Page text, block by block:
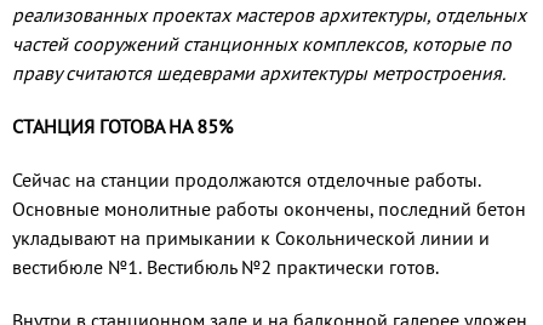
реализованных проектах мастеров архитектуры, отдельных
ча­стей сооружений станционных комплексов, кото­рые по
праву считаются шедеврами архитекту­ры метростроения.
СТАНЦИЯ ГОТОВА НА 85%
Сейчас на станции продолжаются от­делочные работы.
Основные монолитные работы окончены, последний бетон
укла­дывают на примыкании к Сокольниче­ской линии и
вестибюле №1. Вестибюль №2 практически готов.
Внутри в станционном зале и на бал­конной галерее уложен